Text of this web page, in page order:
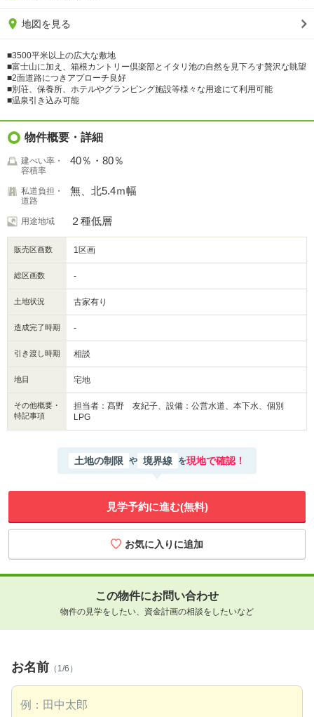
地図を見る
■3500平米以上の広大な敷地
■富士山に加え、箱根カントリー倶楽部とイタリ池の自然を見下ろす贅沢な眺望
■2面道路につきアプローチ良好
■別荘、保養所、ホテルやグランピング施設等様々な用途にて利用可能
■温泉引き込み可能
物件概要・詳細
建ぺい率・
容積率
40％・80％
私道負担・
道路
無、北5.4ｍ幅
用途地域 ２種低層
販売区画数 1区画
総区画数 -
土地状況 古家有り
造成完了時期 -
引き渡し時期 相談
地目 宅地
その他概要・
特記事項
担当者：髙野 友紀子、設備：公営水道、本下水、個別
LPG
土地の制限 や 境界線 を現地で確認！
見学予約に進む(無料)
この物件にお問い合わせ
物件の見学をしたい、資金計画の相談をしたいなど
お名前 （1/6）